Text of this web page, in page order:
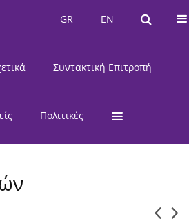
EN
GR EN
GR
Συντακτική Επιτροπή
Πολιτικές